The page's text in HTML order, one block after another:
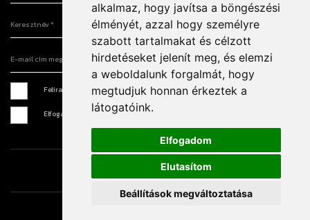
alkalmaz, hogy javítsa a böngészési
élményét, azzal hogy személyre
szabott tartalmakat és célzott
hirdetéseket jelenít meg, és elemzi
a weboldalunk forgalmát, hogy
megtudjuk honnan érkeztek a
látogatóink.
Elfogadom
Elutasítom
Beállítások megváltoztatása
Keresztnév
E-mail cím megadása
Feliratkozás hírlevélre *
Elfogadom az Adatkezelési tájékoztatót
SajtóImpresszum